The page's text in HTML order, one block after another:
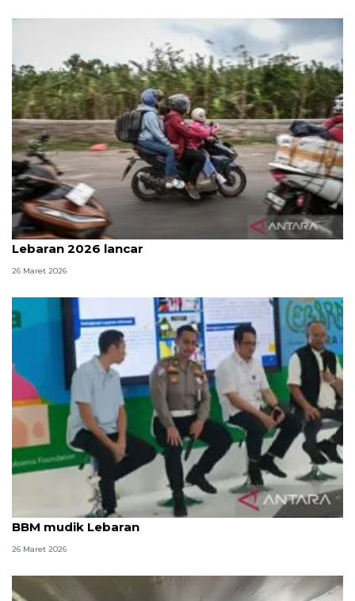
Pemilir sepeda motor nilai arus mudik-balik
Lebaran 2026 lancar
26 Maret 2026
FKBI ingatkan perbaikan soal macet dan distribusi
BBM mudik Lebaran
26 Maret 2026